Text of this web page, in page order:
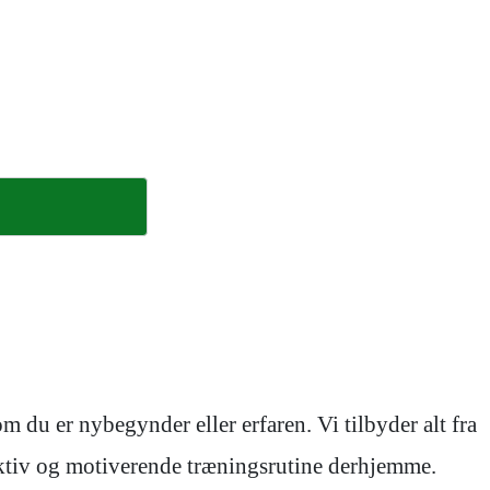
du er nybegynder eller erfaren. Vi tilbyder alt fra
og motiverende træningsrutine derhjemme.